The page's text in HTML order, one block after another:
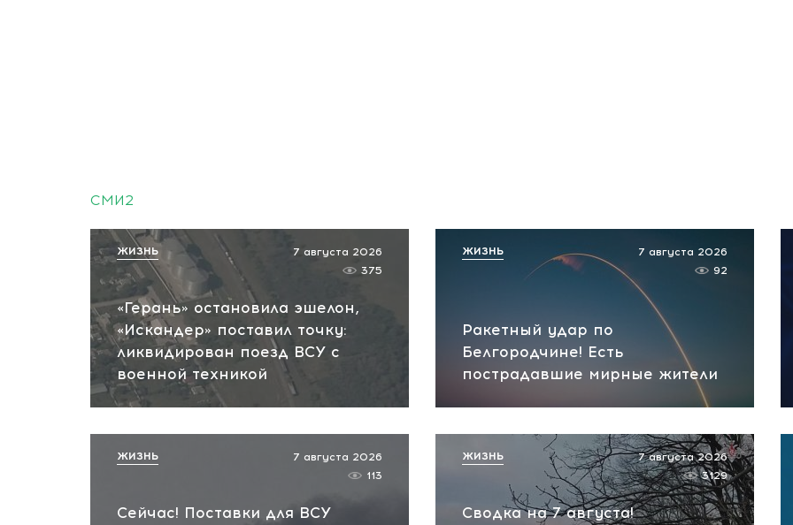
СМИ2
«Герань» остановила эшелон,
«Искандер» поставил точку:
ликвидирован поезд ВСУ с
военной техникой
7 августа 2026
375
ЖИЗНЬ
Ракетный удар по
Белгородчине! Есть
пострадавшие мирные жители
7 августа 2026
92
ЖИЗНЬ
Сейчас! Поставки для ВСУ
7 августа 2026
113
ЖИЗНЬ
Сводка на 7 августа!
7 августа 2026
3129
ЖИЗНЬ